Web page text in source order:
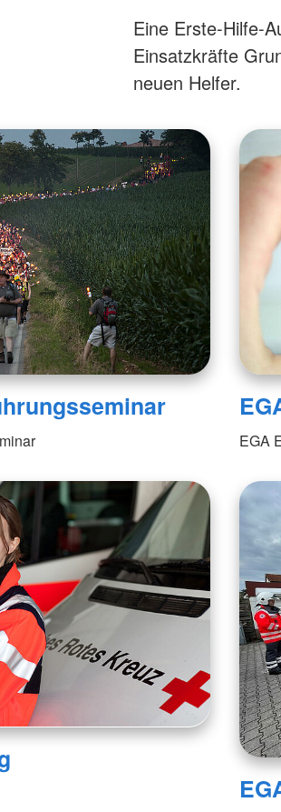
Eine Erste-Hilfe-
Einsatzkräfte
neuen Helfer.
EGA